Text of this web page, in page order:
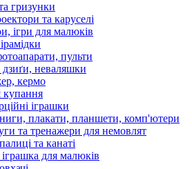
гризунки
та каруселі
ігри для малюків
пульти
неваляшки
кермо
купання
іграшки
плакати, планшети, комп'ютери
та тренажери для немовлят
та канаті
для малюків